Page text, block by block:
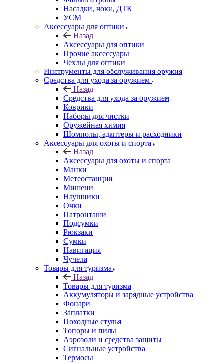
Насадки, чоки, ДТК
УСМ
Аксессуары для оптики
Назад
Аксессуары для оптики
Прочие аксессуары
Чехлы для оптики
Инструменты для обслуживания оружия
Средства для ухода за оружием
Назад
Средства для ухода за оружием
Коврики
Наборы для чистки
Оружейная химия
Шомполы, адаптеры и расходники
Аксессуары для охоты и спорта
Назад
Аксессуары для охоты и спорта
Манки
Метеостанции
Мишени
Наушники
Очки
Патронташи
Подсумки
Рюкзаки
Сумки
Навигация
Чучела
Товары для туризма
Назад
Товары для туризма
Аккумуляторы и зарядные устройства
Фонари
Заплатки
Походные стулья
Топоры и пилы
Аэрозоли и средства защиты
Сигнальные устройства
Термосы